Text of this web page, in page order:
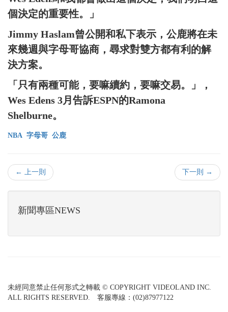
個決定的重要性。」
Jimmy Haslam曾公開和私下表示，公鹿將在未
來幾週與字母哥協商，尋求對雙方都有利的解
決方案。
「只有兩種可能，要嘛續約，要嘛交易。」，
Wes Edens 3月告訴ESPN的Ramona
Shelburne。
NBA 字母哥 公鹿
← 上一則 下一則 →
新聞專區NEWS
未經同意禁止任何形式之轉載 © COPYRIGHT VIDEOLAND INC.
ALL RIGHTS RESERVED. 客服專線：(02)87977122